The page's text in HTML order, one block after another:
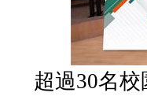
超過30名